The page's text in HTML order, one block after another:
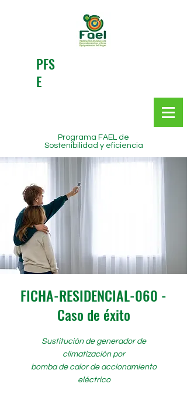
PFS
E
Programa FAEL de
Sostenibilidad y eficiencia
FICHA-RESIDENCIAL-060 -
Caso de éxito
Sustitución de generador de
climatización por
bomba de calor de accionamiento
eléctrico